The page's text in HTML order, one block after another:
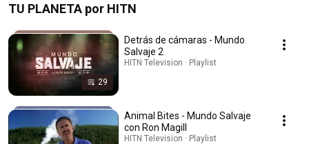
TU PLANETA por HITN
29
Detrás de cámaras - Mundo
Salvaje 2
HITN Television · Playlist
Animal Bites - Mundo Salvaje
con Ron Magill
HITN Television · Playlist